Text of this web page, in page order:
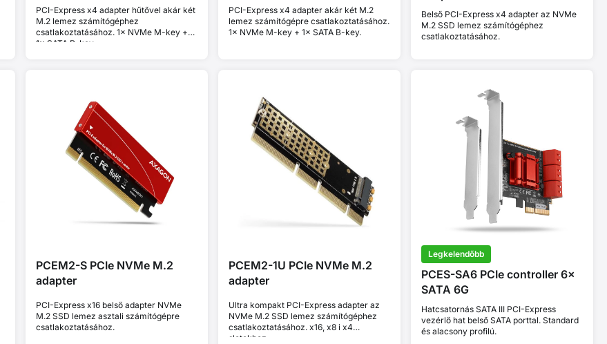
PCI-Express x4 adapter hűtővel akár két
M.2 lemez számítógéphez
csatlakoztatásához. 1× NVMe M-key +
1× SATA B-key.
PCI-Express x4 adapter akár két M.2
lemez számítógépre csatlakoztatásához.
1× NVMe M-key + 1× SATA B-key.
Belső PCI-Express x4 adapter az NVMe
M.2 SSD lemez számítógéphez
csatlakoztatásához.
PCEM2-S PCIe NVMe M.2
adapter
PCI-Express x16 belső adapter NVMe
M.2 SSD lemez asztali számítógépre
csatlakoztatásához.
PCEM2-1U PCIe NVMe M.2
adapter
Ultra kompakt PCI-Express adapter az
NVMe M.2 SSD lemez számítógéphez
csatlakoztatásához. x16, x8 i x4
slotokhoz.
Legkelendőbb
PCES-SA6 PCIe controller 6×
SATA 6G
Hatcsatornás SATA III PCI-Express
vezérlő hat belső SATA porttal. Standard
és alacsony profilú.